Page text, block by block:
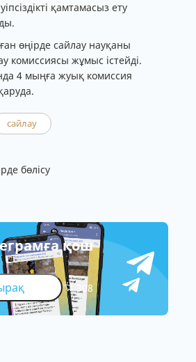
қамтамасыз ету
өңірде сайлау науқаны
комиссиясы жұмыс істейді.
4 мыңға жуық комиссия
сайлау
бөлісу
қош
308